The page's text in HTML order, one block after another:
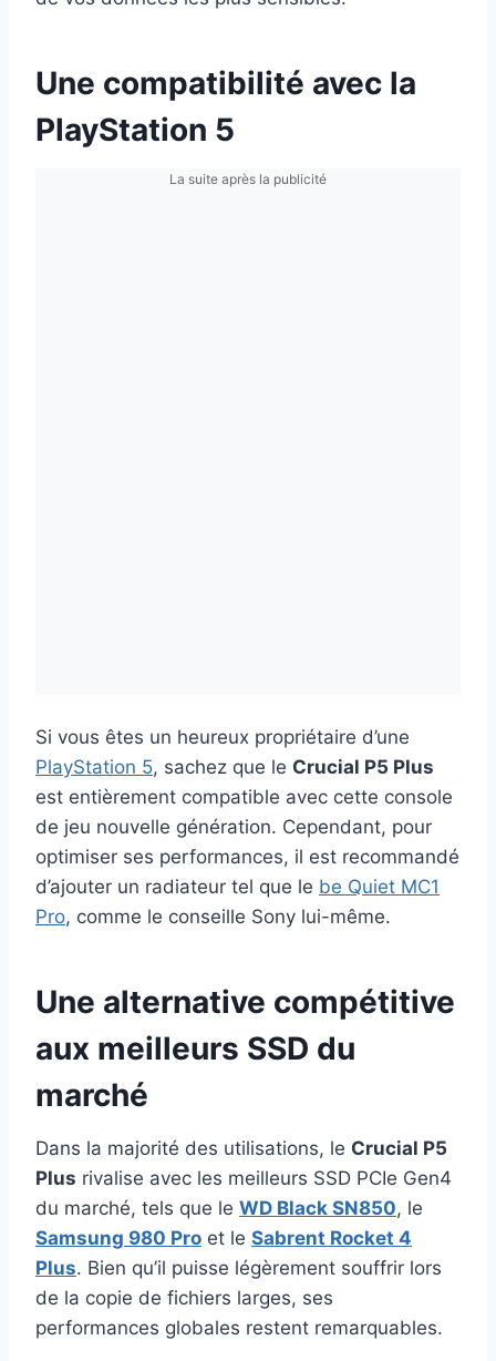
Une compatibilité avec la
PlayStation 5
La suite après la publicité
Si vous êtes un heureux propriétaire d’une
PlayStation 5, sachez que le Crucial P5 Plus
est entièrement compatible avec cette console
de jeu nouvelle génération. Cependant, pour
optimiser ses performances, il est recommandé
d’ajouter un radiateur tel que le be Quiet MC1
Pro, comme le conseille Sony lui-même.
Une alternative compétitive
aux meilleurs SSD du
marché
Dans la majorité des utilisations, le Crucial P5
Plus rivalise avec les meilleurs SSD PCIe Gen4
du marché, tels que le WD Black SN850, le
Samsung 980 Pro et le Sabrent Rocket 4
Plus. Bien qu’il puisse légèrement souffrir lors
de la copie de fichiers larges, ses
performances globales restent remarquables.